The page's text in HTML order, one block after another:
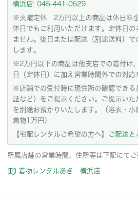
横浜店: 045-441-0529
※火曜定休 2万円以上の商品は休日料
休日でもご利用いただけます。定休日の
ません。後日または配送（別途送料）で
します。
※2万円以下の商品は他支店での着付け
日（定休日）に加え営業時間外での対応
※店舗での受付時に現住所の確認できる
証など）をご提示ください。ご提示い
を別途お預かりいたします。（浴衣・
着物1万円）
【宅配レンタルご希望の方へ】
ご配送と
所属店舗の営業時間、住所等は下記にてご
着物レンタルあき 横浜店